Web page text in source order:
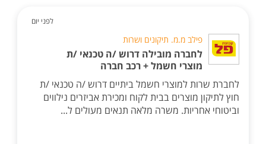
לפני יום
פילב מ.מ. תיקונים ושרות
לחברה מובילה דרוש /ה טכנאי /ת
מוצרי חשמל + רכב חברה
לחברת שרות למוצרי חשמל ביתיים דרוש /ה טכנאי /ת
חוץ לתיקון מוצרים בבית לקוח ומכירת אביזרים נילווים
וביטוחי אחריות. משרה מלאה תנאים מעולים ל...